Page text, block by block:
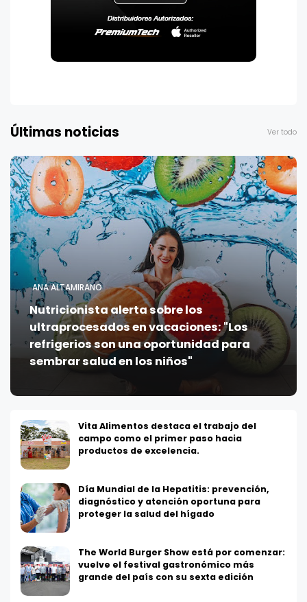
Últimas noticias Ver todo
ANA ALTAMIRANO
Nutricionista alerta sobre los
ultraprocesados en vacaciones: "Los
refrigerios son una oportunidad para
sembrar salud en los niños"
Vita Alimentos destaca el trabajo del
campo como el primer paso hacia
productos de excelencia.
Día Mundial de la Hepatitis: prevención,
diagnóstico y atención oportuna para
proteger la salud del hígado
The World Burger Show está por comenzar:
vuelve el festival gastronómico más
grande del país con su sexta edición